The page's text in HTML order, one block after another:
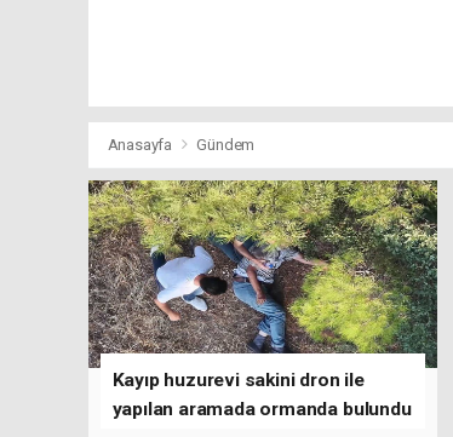
Anasayfa Gündem
Kayıp huzurevi sakini dron ile
yapılan aramada ormanda bulundu